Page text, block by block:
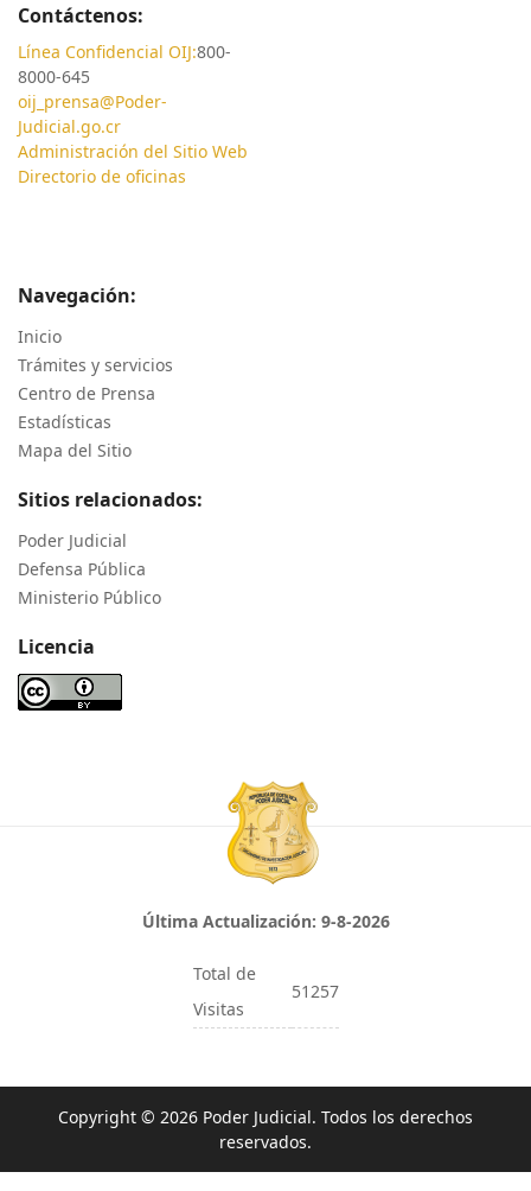
Contáctenos:
Línea Confidencial OIJ:800-
8000-645
oij_prensa@Poder-
Judicial.go.cr
Administración del Sitio Web
Directorio de oficinas
Navegación:
Inicio
Trámites y servicios
Centro de Prensa
Estadísticas
Mapa del Sitio
Sitios relacionados:
Poder Judicial
Defensa Pública
Ministerio Público
Licencia
Última Actualización: 9-8-2026
Total de
Visitas
51257
Copyright © 2026 Poder Judicial. Todos los derechos
reservados.